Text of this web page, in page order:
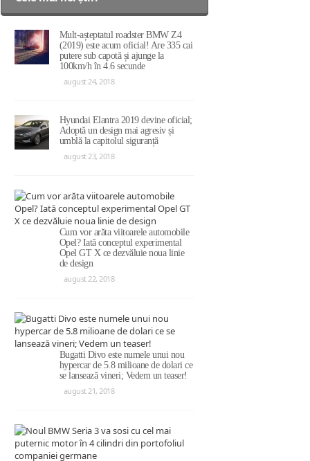
Mult-așteptatul roadster BMW Z4
(2019) este acum oficial! Are 335 cai
putere sub capotă și ajunge la
100km/h în 4.6 secunde
august 24, 2018
Hyundai Elantra 2019 devine oficial;
Adoptă un design mai agresiv și
umblă la capitolul siguranță
august 23, 2018
Cum vor arăta viitoarele automobile
Opel? Iată conceptul experimental
Opel GT X ce dezvăluie noua linie
de design
august 22, 2018
Bugatti Divo este numele unui nou
hypercar de 5.8 milioane de dolari ce
se lansează vineri; Vedem un teaser!
august 21, 2018